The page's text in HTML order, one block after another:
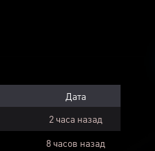
Дата
2 часа назад
8 часов назад